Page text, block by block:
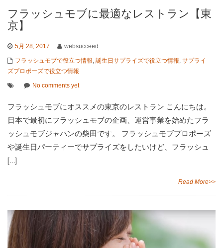
フラッシュモブに最適なレストラン【東
京】
5月 28, 2017 websucceed
フラッシュモブで役立つ情報 誕生日サプライズで役立つ情報 サプライ
ズプロポーズで役立つ情報
No comments yet
フラッシュモブにオススメの東京のレストラン こんにちは。
日本で最初にフラッシュモブの企画、運営事業を始めたフラ
ッシュモブジャパンの柴田です。 フラッシュモブプロポーズ
や誕生日パーティーでサプライズをしたいけど、フラッシュ
[…]
Read More>>